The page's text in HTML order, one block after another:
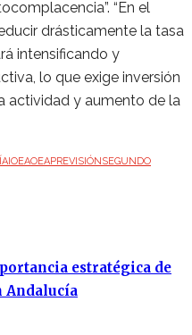
“En el
drásticamente la tasa
intensificando y
lo que exige inversión
actividad y aumento de la
IOEAOEAPREVISIÓNSEGUNDO
estratégica de